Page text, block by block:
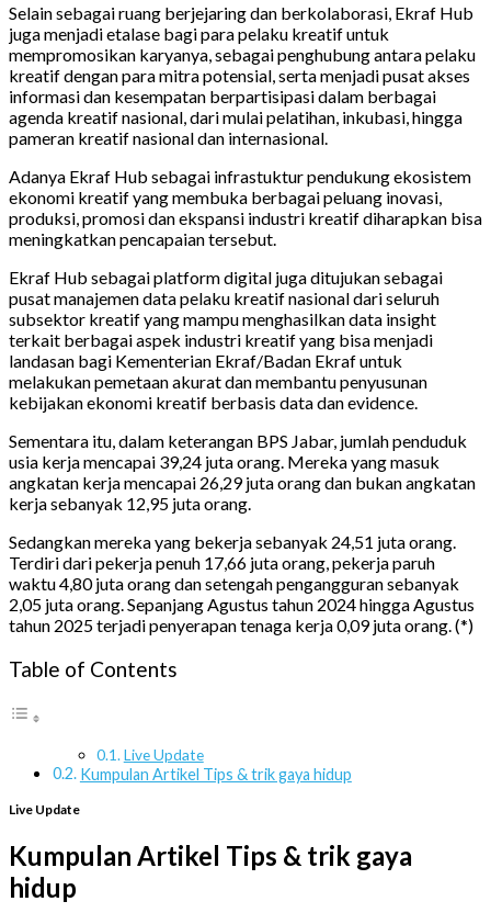
Selain sebagai ruang berjejaring dan berkolaborasi, Ekraf Hub
juga menjadi etalase bagi para pelaku kreatif untuk
mempromosikan karyanya, sebagai penghubung antara pelaku
kreatif dengan para mitra potensial, serta menjadi pusat akses
informasi dan kesempatan berpartisipasi dalam berbagai
agenda kreatif nasional, dari mulai pelatihan, inkubasi, hingga
pameran kreatif nasional dan internasional.
Adanya Ekraf Hub sebagai infrastuktur pendukung ekosistem
ekonomi kreatif yang membuka berbagai peluang inovasi,
produksi, promosi dan ekspansi industri kreatif diharapkan bisa
meningkatkan pencapaian tersebut.
Ekraf Hub sebagai platform digital juga ditujukan sebagai
pusat manajemen data pelaku kreatif nasional dari seluruh
subsektor kreatif yang mampu menghasilkan data insight
terkait berbagai aspek industri kreatif yang bisa menjadi
landasan bagi Kementerian Ekraf/Badan Ekraf untuk
melakukan pemetaan akurat dan membantu penyusunan
kebijakan ekonomi kreatif berbasis data dan evidence.
Sementara itu, dalam keterangan BPS Jabar, jumlah penduduk
usia kerja mencapai 39,24 juta orang. Mereka yang masuk
angkatan kerja mencapai 26,29 juta orang dan bukan angkatan
kerja sebanyak 12,95 juta orang.
Sedangkan mereka yang bekerja sebanyak 24,51 juta orang.
Terdiri dari pekerja penuh 17,66 juta orang, pekerja paruh
waktu 4,80 juta orang dan setengah pengangguran sebanyak
2,05 juta orang. Sepanjang Agustus tahun 2024 hingga Agustus
tahun 2025 terjadi penyerapan tenaga kerja 0,09 juta orang. (*)
Table of Contents
Live Update
Kumpulan Artikel Tips & trik gaya hidup
Live Update
Kumpulan Artikel Tips & trik gaya
hidup